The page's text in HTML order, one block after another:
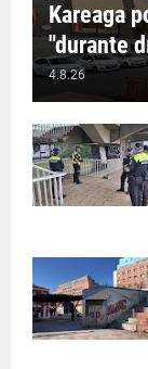
Kareaga
"durante
4.8.26